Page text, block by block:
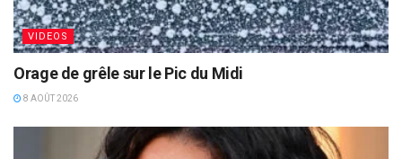
VIDEOS
Orage de grêle sur le Pic du Midi
8 AOÛT 2026